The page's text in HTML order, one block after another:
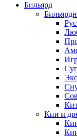
Бильярд
Кии и